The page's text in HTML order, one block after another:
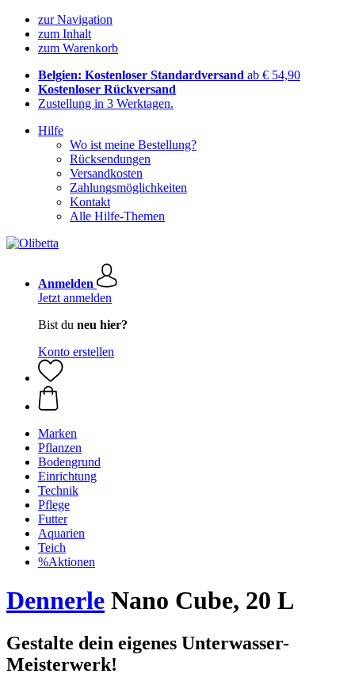
zur Navigation
zum Inhalt
zum Warenkorb
Belgien: Kostenloser Standardversand ab € 54,90
Kostenloser Rückversand
Zustellung in 3 Werktagen.
Hilfe
Wo ist meine Bestellung?
Rücksendungen
Versandkosten
Zahlungsmöglichkeiten
Kontakt
Alle Hilfe-Themen
Anmelden
Jetzt anmelden
Bist du neu hier?
Konto erstellen
Marken
Pflanzen
Bodengrund
Einrichtung
Technik
Pflege
Futter
Aquarien
Teich
%Aktionen
Dennerle Nano Cube, 20 L
Gestalte dein eigenes Unterwasser-
Meisterwerk!